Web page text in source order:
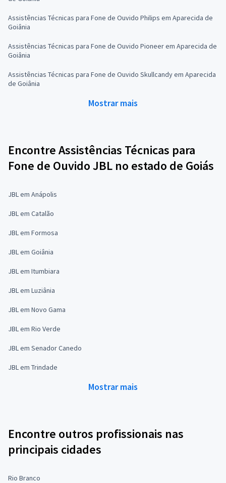
Assistências Técnicas para Fone de Ouvido Philips em Aparecida de
Goiânia
Assistências Técnicas para Fone de Ouvido Pioneer em Aparecida de
Goiânia
Assistências Técnicas para Fone de Ouvido Skullcandy em Aparecida
de Goiânia
Mostrar mais
Encontre Assistências Técnicas para
Fone de Ouvido JBL no estado de Goiás
JBL em Anápolis
JBL em Catalão
JBL em Formosa
JBL em Goiânia
JBL em Itumbiara
JBL em Luziânia
JBL em Novo Gama
JBL em Rio Verde
JBL em Senador Canedo
JBL em Trindade
Mostrar mais
Encontre outros profissionais nas
principais cidades
Rio Branco